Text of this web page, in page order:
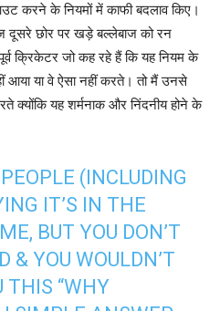
करने के नियमों में काफी बदलाव किए।
छोर पर खड़े बल्लेबाज को रन
क्रिकेटर जो कह रहे हैं कि यह नियम के
आया या वे ऐसा नहीं करते। तो मैं उनसे
क्योंकि यह शर्मनाक और निंदनीय होने के
(INCLUDING
IT’S IN THE
BUT YOU DON’T
& YOU WOULDN’T
THIS “WHY